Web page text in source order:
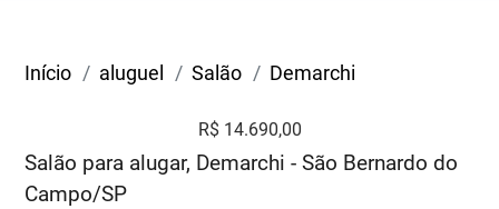
Início aluguel Salão Demarchi
R$ 14.690,00
Salão para alugar, Demarchi - São Bernardo do
Campo/SP